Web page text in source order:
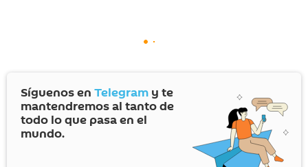
Síguenos en Telegram y te
mantendremos al tanto de
todo lo que pasa en el
mundo.